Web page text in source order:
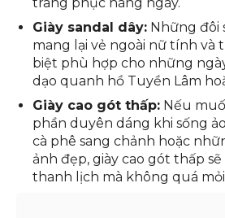
nhẹ nhàng, giày đế bệt là lựa
Phù hợp cho những ai muốn
mà không mỏi chân, đồng
trang phục hàng ngày.
Giày sandal dây:Những đôi
mang lại vẻ ngoài nữ tính và
biệt phù hợp cho những
dạo quanh hồ Tuyền Lâm
Giày cao gót thấp:Nếu
phần duyên dáng khi sống